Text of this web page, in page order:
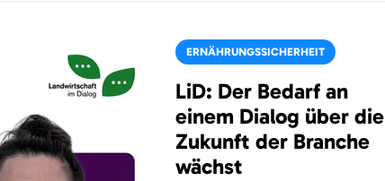
ERNÄHRUNGSSICHERHEIT
LiD: Der Bedarf an
einem Dialog über die
Zukunft der Branche
wächst